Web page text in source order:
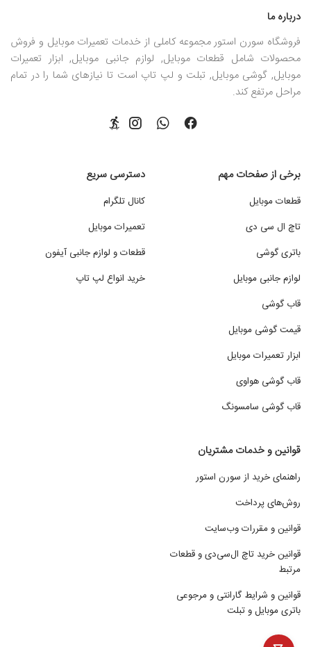
درباره ما
فروشگاه سورن استور مجموعه کاملی از خدمات تعمیرات موبایل و فروش
محصولات شامل قطعات موبایل, لوازم جانبی موبایل, ابزار تعمیرات
موبایل, گوشی موبایل, تبلت و لپ تاپ است تا نیازهای شما را در تمام
مراحل مرتفع کند.
برخی از صفحات مهم
قطعات موبایل
تاچ ال سی دی
باتری گوشی
لوازم جانبی موبایل
قاب گوشی
قیمت گوشی موبایل
ابزار تعمیرات موبایل
قاب گوشی هواوی
قاب گوشی سامسونگ
دسترسی سریع
کانال تلگرام
تعمیرات موبایل
قطعات و لوازم جانبی آیفون
خرید انواع لپ تاپ
قوانین و خدمات مشتریان
راهنمای خرید از سورن استور
روش‌های پرداخت
قوانین و مقررات وب‌سایت
قوانین خرید تاچ ال‌سی‌دی و قطعات
مرتبط
قوانین و شرایط گارانتی و مرجوعی
باتری موبایل و تبلت